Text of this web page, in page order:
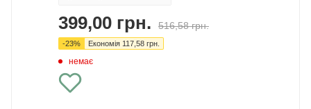
399,00 грн. 516,58грн.
-23% Економія 117,58 грн.
немає